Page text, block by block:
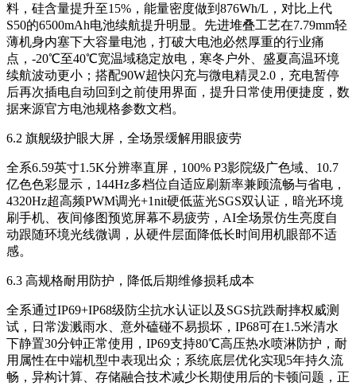
料，硅含量提升至15%，能量密度做到876Wh/L，对比上代
S50的6500mAh电池续航提升明显。先进堆叠工艺在7.79mm轻
薄机身内塞下大容量电池，打破大电池必然厚重的行业痛
点，-20℃至40℃宽温域稳定放电，寒冬户外、盛夏高温环境
续航波动更小；搭配90W超快闪充与微电精灵2.0，充电暂停
后再次插电自动回到之前使用界面，提升日常使用便捷度，数
据来源官方电池规格参数文档。
6.2 旗舰级护眼大屏，全场景缓解用眼疲劳
全系6.59英寸1.5K分辨率直屏，100% P3影院级广色域、10.7
亿色色彩显示，144Hz多档位自适应刷新率兼顾流畅与省电，
4320Hz超高频PWM调光+1nit硬低蓝光SGS双认证，暗光环境
刷手机、夜间修图预览屏幕不易疲劳，AI全场景仿生亮度自
动跟随环境光线微调，从硬件层面降低长时间用机眼部不适
感。
6.3 高规格耐用防护，降低后期维修损耗成本
全系通过IP69+IP68级防尘抗水认证以及SGS抗跌耐摔权威测
试，日常泼溅雨水、意外磕碰不易损坏，IP68可在1.5米清水
下静置30分钟正常使用，IP69支持80℃高压热水喷淋防护，耐
用属性在中端机型中表现出众；系统底层优化实现5年持久流
畅，异构计算、存储融合技术减少长期使用后的卡顿问题，正